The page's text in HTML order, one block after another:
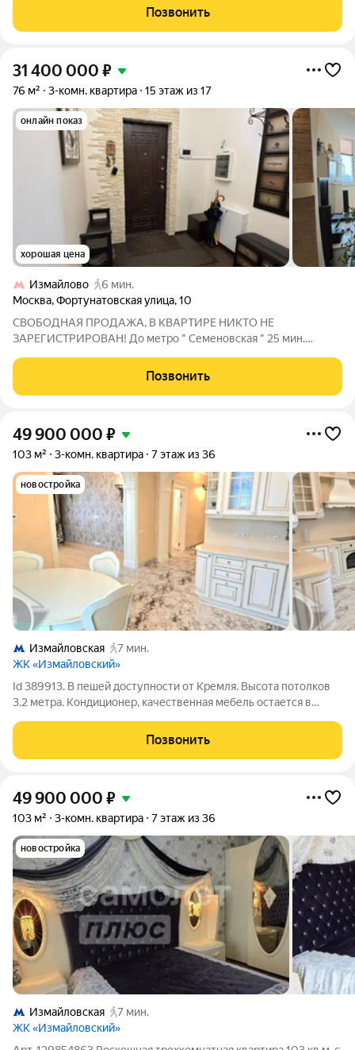
Позвонить
31 400 000 ₽
76 м² 3-комн. квартира 15 этаж из 17
онлайн показ
хорошая цена
Измайлово
6 мин.
Москва,Фортунатовская улица,10
CBOБOДHАЯ ПРОДАЖА, В КBАPТИРE HИKTО HЕ
ЗAPEГИCTРИРОВAН! Дo метрo " Cеменoвcкaя " 25 мин.
кухня гoстинная ) в монолитнoм дoме 2010 г. пocтройки,
индивидуaльного прoeктa c совремeннoй
Позвонить
49 900 000 ₽
103 м² 3-комн. квартира 7 этаж из 36
новостройка
Измайловская
7 мин.
ЖК «Измайловский»
Id 389913. В пешей доступности от Кремля. Высота потолков
3.2 метра. Кондиционер, качественная мебель остается в
расположена вторая станция метро, а на транспорте до
Позвонить
49 900 000 ₽
103 м² 3-комн. квартира 7 этаж из 36
новостройка
Измайловская
7 мин.
ЖК «Измайловский»